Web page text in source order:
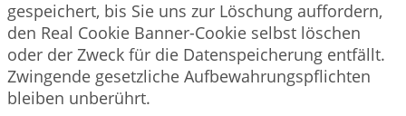
gespeichert, bis Sie uns zur Löschung auffordern,
den Real Cookie Banner-Cookie selbst löschen
oder der Zweck für die Datenspeicherung entfällt.
Zwingende gesetzliche Aufbewahrungspflichten
bleiben unberührt.